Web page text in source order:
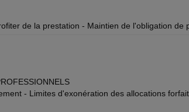
de la prestation - Maintien de l'obligation de
- Limites d'exonération des allocations